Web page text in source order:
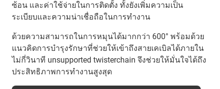
ซ้อน และค่าใช้จ่ายในการติดตั้ง ทั้งยังเพิ่มความเป็น
ระเบียบและความน่าเชื่อถือในการทำงาน
ด้วยความสามารถในการหมุนได้มากกว่า 600° พร้อมด้วย
แนวคิดการบำรุงรักษาที่ช่วยให้เข้าถึงสายเคเบิลได้ภายใน
ไม่กี่วินาที unsupported twisterchain จึงช่วยให้มั่นใจได้ถึง
ประสิทธิภาพการทำงานสูงสุด